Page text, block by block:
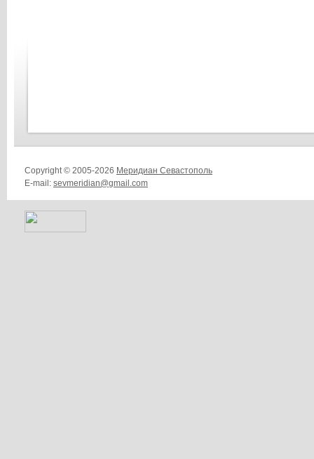
Copyright © 2005-2026 Меридиан Севастополь
E-mail: sevmeridian@gmail.com